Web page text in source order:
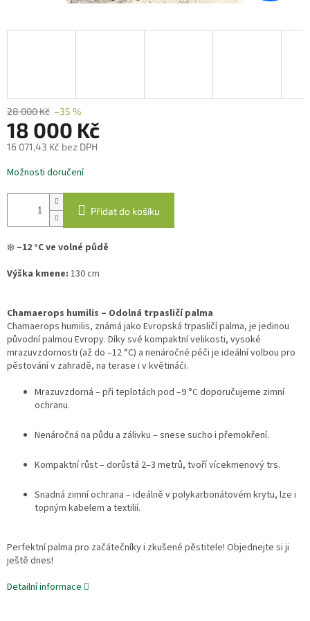
28 000 Kč –35 %
18 000 Kč
16 071,43 Kč bez DPH
Měrná
cena:
Možnosti doručení
Přidat do košíku
❄️ –12 °C ve volné půdě
Výška kmene: 130 cm
Chamaerops humilis – Odolná trpasličí palma
Chamaerops humilis, známá jako Evropská trpasličí palma, je jedinou
původní palmou Evropy. Díky své kompaktní velikosti, vysoké
mrazuvzdornosti (až do –12 °C) a nenáročné péči je ideální volbou pro
pěstování v zahradě, na terase i v květináči.
Mrazuvzdorná – při teplotách pod –9 °C doporučujeme zimní
ochranu.
Nenáročná na půdu a zálivku – snese sucho i přemokření.
Kompaktní růst – dorůstá 2–3 metrů, tvoří vícekmenový trs.
Snadná zimní ochrana – ideálně v polykarbonátovém krytu, lze i
topným kabelem a textilií.
Perfektní palma pro začátečníky i zkušené pěstitele! Objednejte si ji
ještě dnes!
Detailní informace